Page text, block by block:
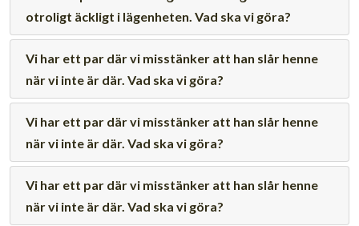
otroligt äckligt i lägenheten. Vad ska vi göra?
Vi har ett par där vi misstänker att han slår henne
när vi inte är där. Vad ska vi göra?
Vi har ett par där vi misstänker att han slår henne
när vi inte är där. Vad ska vi göra?
Vi har ett par där vi misstänker att han slår henne
när vi inte är där. Vad ska vi göra?